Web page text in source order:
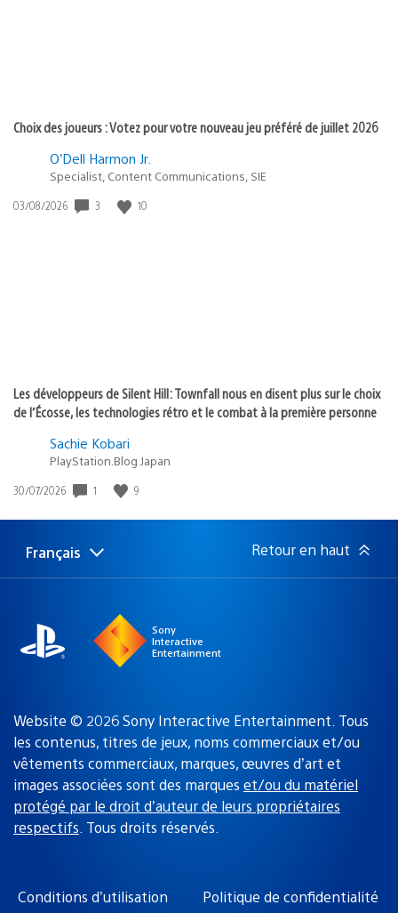
Choix des joueurs : Votez pour votre nouveau jeu préféré de juillet 2026
O’Dell Harmon Jr.
Specialist, Content Communications, SIE
Date
03/08/2026 3 10
Les développeurs de Silent Hill: Townfall nous en disent plus sur le choix
de l’Écosse, les technologies rétro et le combat à la première personne
Sachie Kobari
PlayStation.Blog Japan
Date
publication
30/07/2026 1 9
Choisir
une
Région
actuelle
Français Retour en haut
Sony
Interactive
Entertainment
Website © 2026 Sony Interactive Entertainment. Tous
les contenus, titres de jeux, noms commerciaux et/ou
vêtements commerciaux, marques, œuvres d’art et
images associées sont des marques et/ou du matériel
protégé par le droit d’auteur de leurs propriétaires
respectifs. Tous droits réservés.
Conditions d’utilisation Politique de confidentialité